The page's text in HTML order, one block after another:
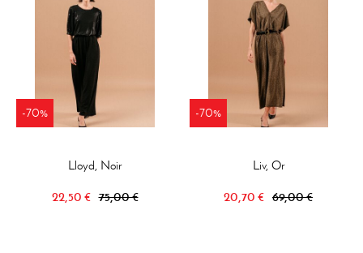
-70%
Lloyd, Noir
22,50 € 75,00 €
-70%
Liv, Or
20,70 € 69,00 €